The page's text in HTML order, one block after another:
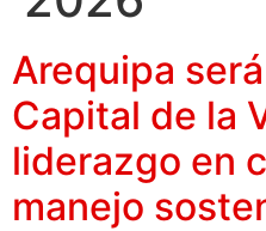
Arequipa
Capital de la
liderazgo en
manejo